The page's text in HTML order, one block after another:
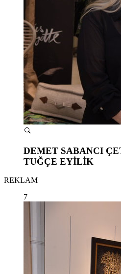
DEMET SABANCI
TUĞÇE EYİLİK
REKLAM
7